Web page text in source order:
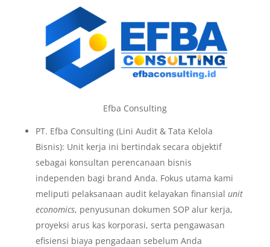
Efba Consulting
PT. Efba Consulting (Lini Audit & Tata Kelola
Bisnis): Unit kerja ini bertindak secara objektif
sebagai konsultan perencanaan bisnis
independen bagi brand Anda. Fokus utama kami
meliputi pelaksanaan audit kelayakan finansial unit
economics, penyusunan dokumen SOP alur kerja,
proyeksi arus kas korporasi, serta pengawasan
efisiensi biaya pengadaan sebelum Anda